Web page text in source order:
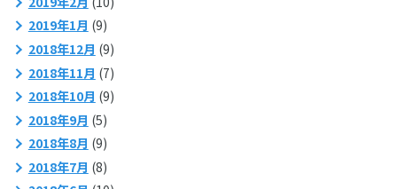
2019年1月 (9)
2018年12月 (9)
2018年11月 (7)
2018年10月 (9)
2018年9月 (5)
2018年8月 (9)
2018年7月 (8)